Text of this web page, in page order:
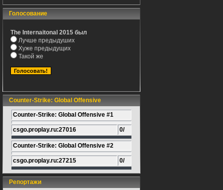
Голосование
The Internaitonal 2015 был
Лучше предыдуших
Хуже предыдущих
Такой же
Counter-Strike: Global Offensive
Counter-Strike: Global Offensive #1
csgo.proplay.ru:27016 0/
Counter-Strike: Global Offensive #2
csgo.proplay.ru:27215 0/
Репортажи